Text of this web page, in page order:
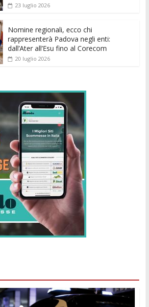
23 luglio 2026
Nomine regionali, ecco chi
rappresenterà Padova negli enti:
dall’Ater all’Esu fino al Corecom
20 luglio 2026